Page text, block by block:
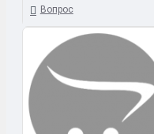
Вопрос